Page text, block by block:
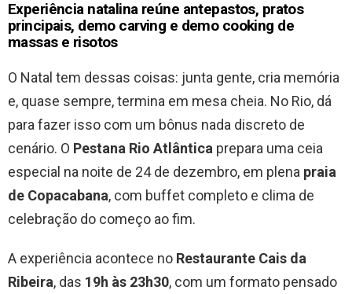
Experiência natalina reúne antepastos, pratos
principais, demo carving e demo cooking de
massas e risotos
O Natal tem dessas coisas: junta gente, cria memória
e, quase sempre, termina em mesa cheia. No Rio, dá
para fazer isso com um bônus nada discreto de
cenário. O Pestana Rio Atlântica prepara uma ceia
especial na noite de 24 de dezembro, em plena praia
de Copacabana, com buffet completo e clima de
celebração do começo ao fim.
A experiência acontece no Restaurante Cais da
Ribeira, das 19h às 23h30, com um formato pensado